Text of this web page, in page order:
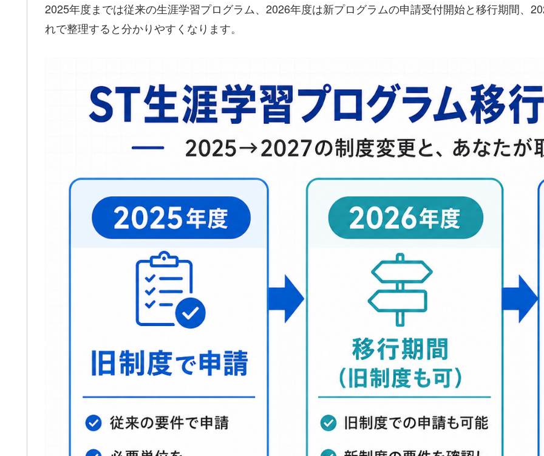
2025年度までは従来の生涯学習プログラム、2026年度は新プログラムの申請受付開始と移行期間、
れで整理すると分かりやすくなります。